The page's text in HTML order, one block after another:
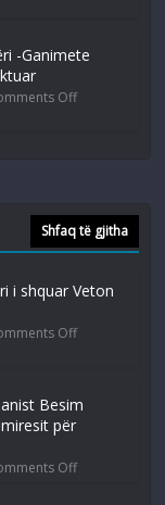
-Ganimete
Off
Shfaq të gjitha
i shquar Veton
Off
Besim
për
Off